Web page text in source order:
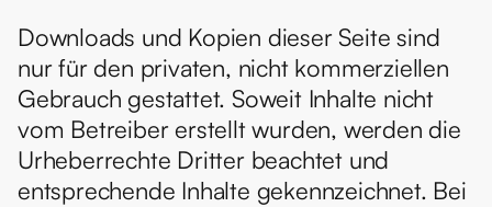
Downloads und Kopien dieser Seite sind
nur für den privaten, nicht kommerziellen
Gebrauch gestattet. Soweit Inhalte nicht
vom Betreiber erstellt wurden, werden die
Urheberrechte Dritter beachtet und
entsprechende Inhalte gekennzeichnet. Bei